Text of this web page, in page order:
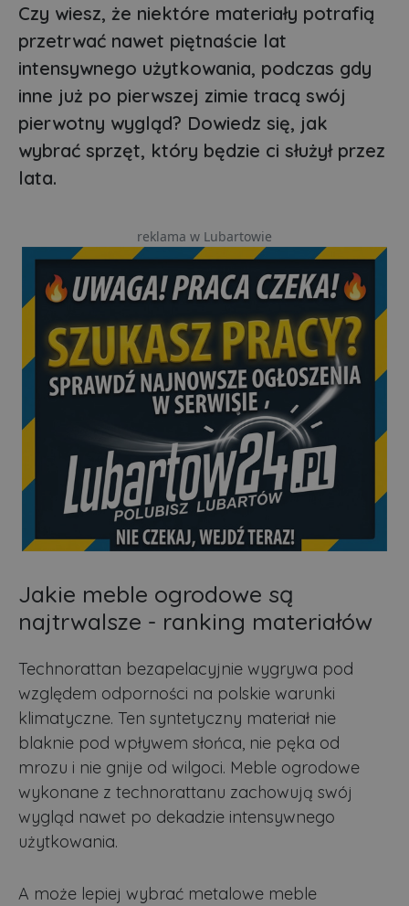
Czy wiesz, że niektóre materiały potrafią
przetrwać nawet piętnaście lat
intensywnego użytkowania, podczas gdy
inne już po pierwszej zimie tracą swój
pierwotny wygląd? Dowiedz się, jak
wybrać sprzęt, który będzie ci służył przez
lata.
reklama w Lubartowie
Jakie meble ogrodowe są
najtrwalsze - ranking materiałów
Technorattan bezapelacyjnie wygrywa pod
względem odporności na polskie warunki
klimatyczne. Ten syntetyczny materiał nie
blaknie pod wpływem słońca, nie pęka od
mrozu i nie gnije od wilgoci. Meble ogrodowe
wykonane z technorattanu zachowują swój
wygląd nawet po dekadzie intensywnego
użytkowania.
A może lepiej wybrać metalowe meble